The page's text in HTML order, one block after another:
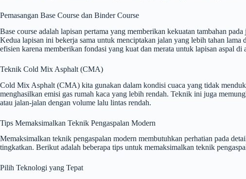
Pemasangan Base Course dan Binder Course
Base course adalah lapisan pertama yang memberikan kekuatan tambahan pada
Kedua lapisan ini bekerja sama untuk menciptakan jalan yang lebih tahan lama
efisien karena memberikan fondasi yang kuat dan merata untuk lapisan aspal di
Teknik Cold Mix Asphalt (CMA)
Cold Mix Asphalt (CMA) kita gunakan dalam kondisi cuaca yang tidak
menghasilkan emisi gas rumah kaca yang lebih rendah. Teknik ini juga
atau jalan-jalan dengan volume lalu lintas rendah.
Tips Memaksimalkan Teknik Pengaspalan Modern
Memaksimalkan teknik pengaspalan modern membutuhkan perhatian pada
tingkatkan. Berikut adalah beberapa tips untuk memaksimalkan teknik
Pilih Teknologi yang Tepat